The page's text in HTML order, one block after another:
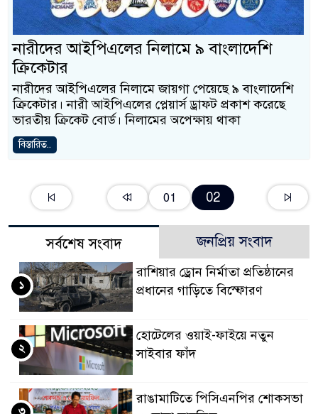
নারীদের আইপিএলের নিলামে ৯ বাংলাদেশি
ক্রিকেটার
নারীদের আইপিএলের নিলামে জায়গা পেয়েছে ৯ বাংলাদেশি
ক্রিকেটার। নারী আইপিএলের প্লেয়ার্স ড্রাফট প্রকাশ করেছে
ভারতীয় ক্রিকেট বোর্ড। নিলামের অপেক্ষায় থাকা
বিস্তারিত..
01 02
সর্বশেষ সংবাদ জনপ্রিয় সংবাদ
রাশিয়ার ড্রোন নির্মাতা প্রতিষ্ঠানের
প্রধানের গাড়িতে বিস্ফোরণ
১
হোটেলের ওয়াই-ফাইয়ে নতুন
সাইবার ফাঁদ
২
রাঙামাটিতে পিসিএনপির শোকসভা
৩